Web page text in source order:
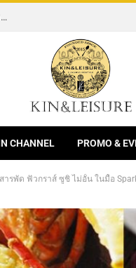
[News] THE ROCKING HORSE OF RESILIENCE คอลเลกชันขนมไหว้พระจันทร์ mooncake ประจำปี 2569 จากBanyan Tree Bangkok 1 สิงหาคม – 25 กันยายน 2569
CHANNEL PROMO &
ารพัด ฟัวกราส์ ซูชิ ไม่อั้น ในมื้อ